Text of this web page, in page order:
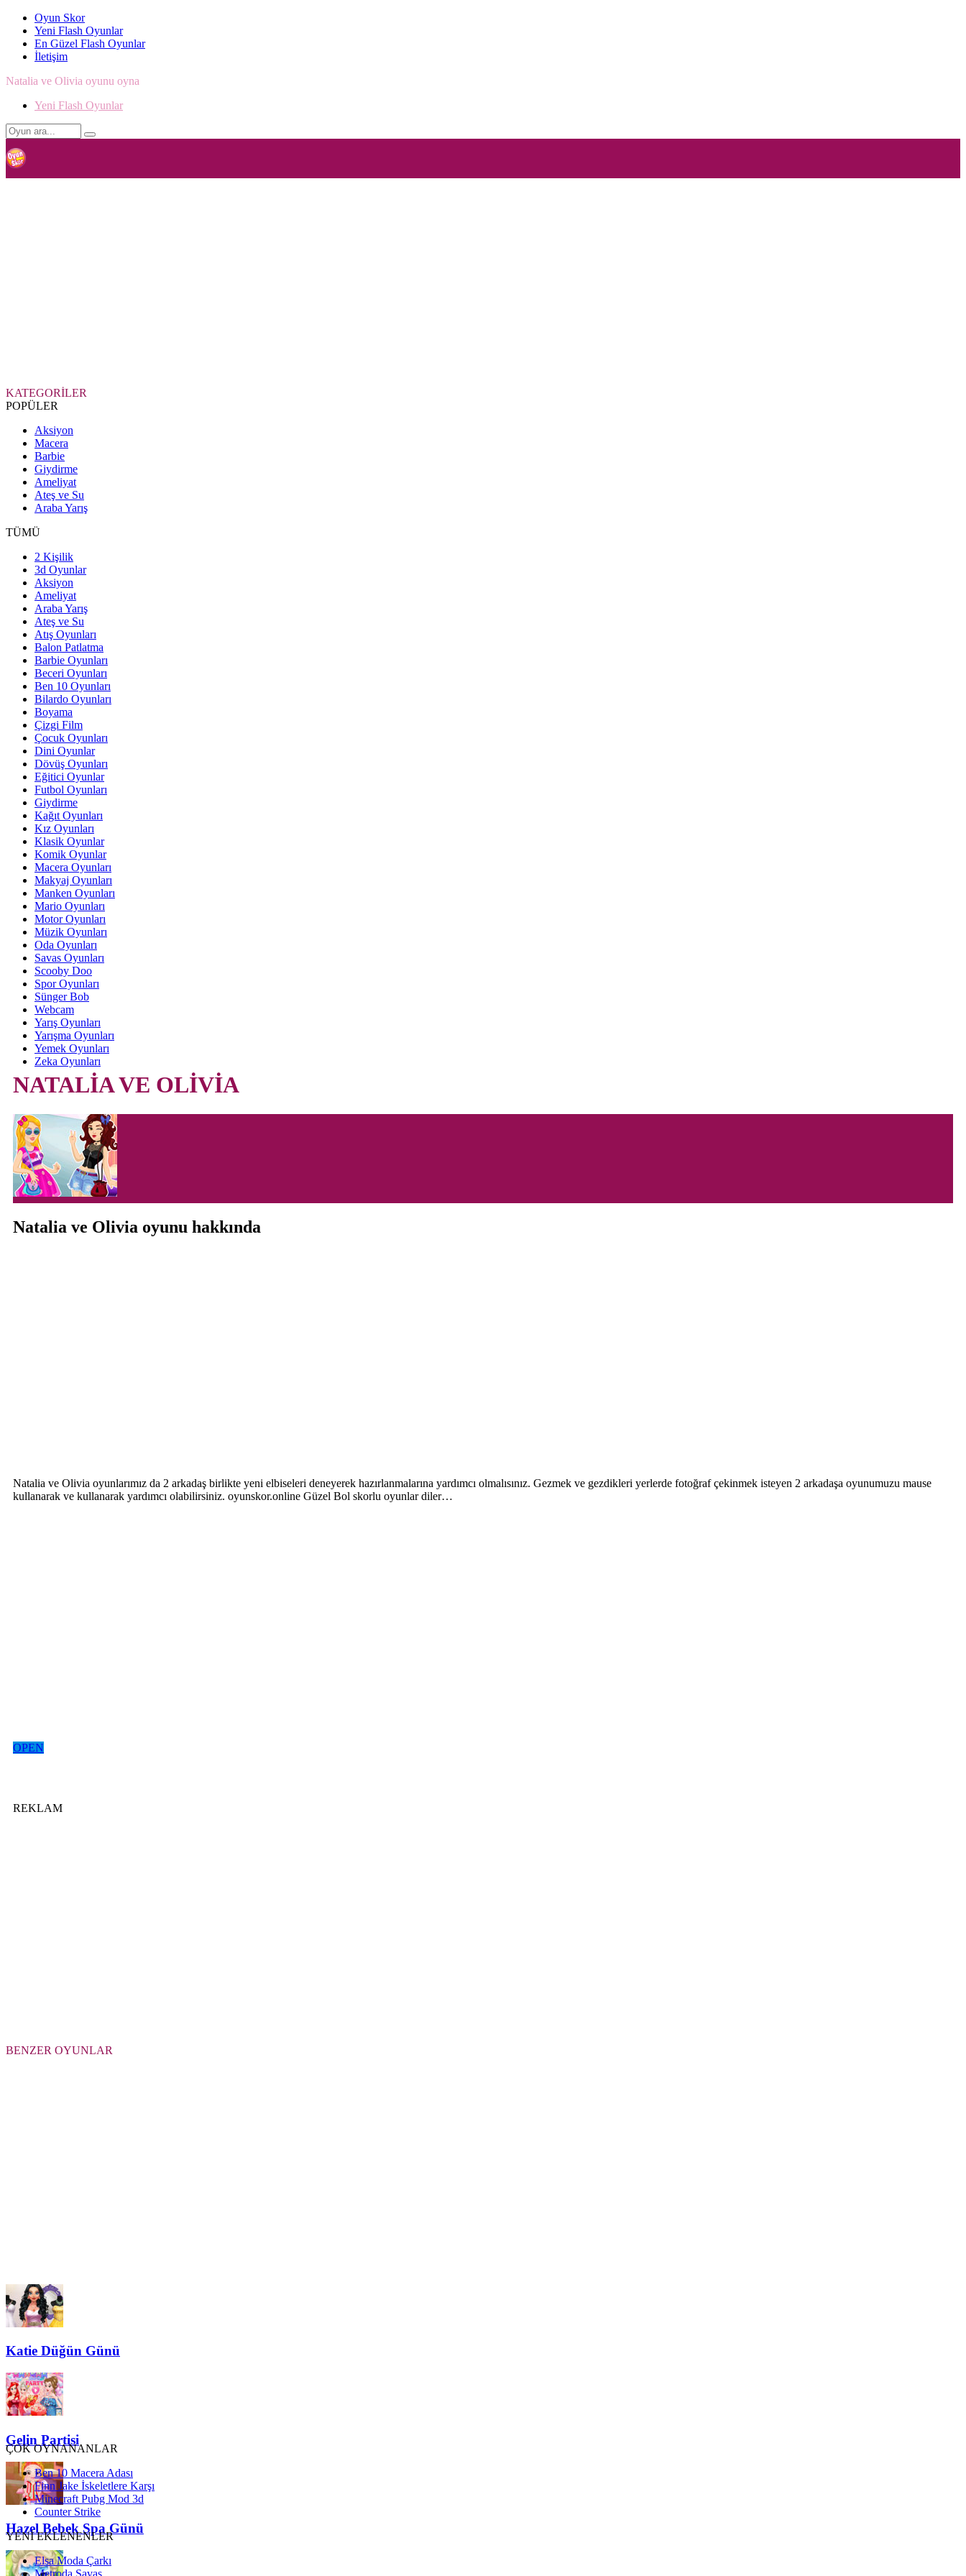
Oyun Skor
Yeni Flash Oyunlar
En Güzel Flash Oyunlar
İletişim
Natalia ve Olivia oyunu oyna
Yeni Flash Oyunlar
KATEGORİLER
POPÜLER
Aksiyon
Macera
Barbie
Giydirme
Ameliyat
Ateş ve Su
Araba Yarış
TÜMÜ
2 Kişilik
3d Oyunlar
Aksiyon
Ameliyat
Araba Yarış
Ateş ve Su
Atış Oyunları
Balon Patlatma
Barbie Oyunları
Beceri Oyunları
Ben 10 Oyunları
Bilardo Oyunları
Boyama
Çizgi Film
Çocuk Oyunları
Dini Oyunlar
Dövüş Oyunları
Eğitici Oyunlar
Futbol Oyunları
Giydirme
Kağıt Oyunları
Kız Oyunları
Klasik Oyunlar
Komik Oyunlar
Macera Oyunları
Makyaj Oyunları
Manken Oyunları
Mario Oyunları
Motor Oyunları
Müzik Oyunları
Oda Oyunları
Savas Oyunları
Scooby Doo
Spor Oyunları
Sünger Bob
Webcam
Yarış Oyunları
Yarışma Oyunları
Yemek Oyunları
Zeka Oyunları
NATALİA VE OLİVİA
Natalia ve Olivia oyunu hakkında
Natalia ve Olivia oyunlarımız da 2 arkadaş birlikte yeni elbiseleri deneyerek hazırlanmalarına yardımcı olmalısınız. Gezmek ve gezdikleri yerlerde fotoğraf çekinmek isteyen 2 arkadaşa oyunumuzu mause
kullanarak ve kullanarak yardımcı olabilirsiniz. oyunskor.online Güzel Bol skorlu oyunlar diler…
OPEN
REKLAM
BENZER OYUNLAR
Katie Düğün Günü
Gelin Partisi
Hazel Bebek Spa Günü
ÇOK OYNANANLAR
Ben 10 Macera Adası
Finn Jake İskeletlere Karşı
Minecraft Pubg Mod 3d
Counter Strike
YENİ EKLENENLER
Elsa Moda Çarkı
Metroda Savaş